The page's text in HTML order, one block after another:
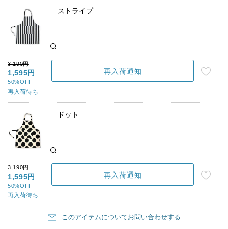
ストライプ
3,190円
1,595円
50%OFF
再入荷待ち
再入荷通知
ドット
3,190円
1,595円
50%OFF
再入荷待ち
再入荷通知
このアイテムについてお問い合わせする